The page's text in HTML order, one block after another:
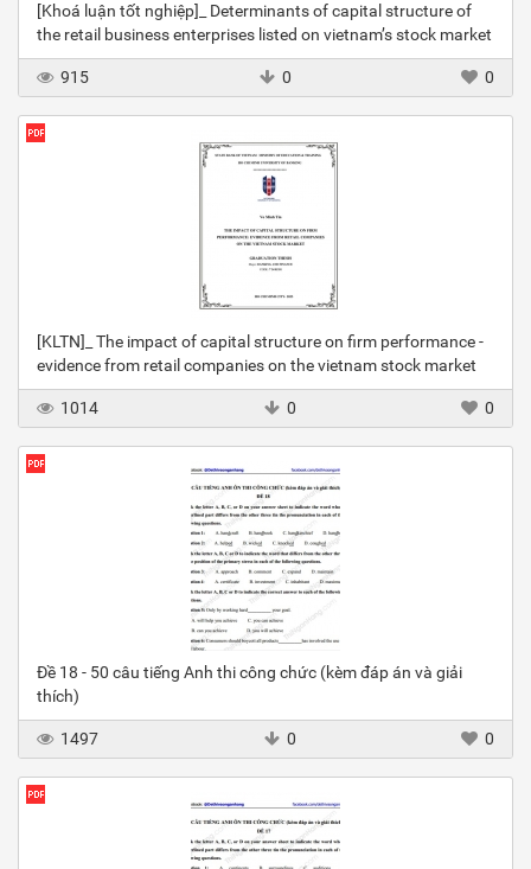
[Khoá luận tốt nghiệp]_ Determinants of capital structure of
the retail business enterprises listed on vietnam’s stock market
915 0 0
[KLTN]_ The impact of capital structure on firm performance -
evidence from retail companies on the vietnam stock market
1014 0 0
Đề 18 - 50 câu tiếng Anh thi công chức (kèm đáp án và giải
thích)
1497 0 0